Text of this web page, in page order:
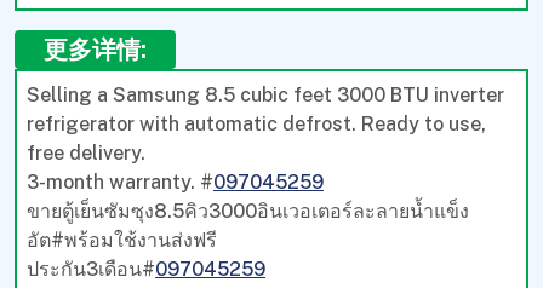
更多详情:
Selling a Samsung 8.5 cubic feet 3000 BTU inverter
refrigerator with automatic defrost. Ready to use,
free delivery.
3-month warranty. #097045259
ขายตู้เย็นซัมซุง8.5คิว3000อินเวอเตอร์ละลายน้ำแข็ง
อัต#พร้อมใช้งานส่งฟรี
ประกัน3เดือน#097045259